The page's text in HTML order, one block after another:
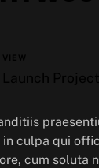
culpa qui
cum soluta